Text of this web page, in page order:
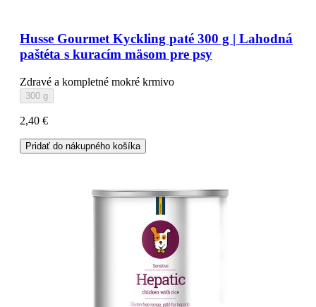
Husse Gourmet Kyckling paté 300 g | Lahodná
paštéta s kuracím mäsom pre psy
Zdravé a kompletné mokré krmivo
300 g
2,40 €
Pridať do nákupného košíka